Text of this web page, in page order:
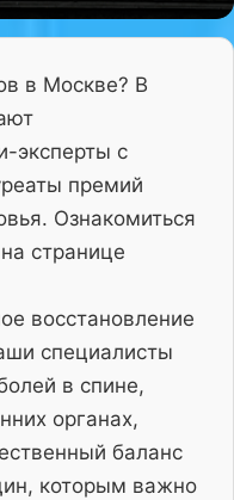
в Москве? В
эксперты с
премий
Ознакомиться
странице
восстановление
специалисты
в спине,
органах,
баланс
которым важно